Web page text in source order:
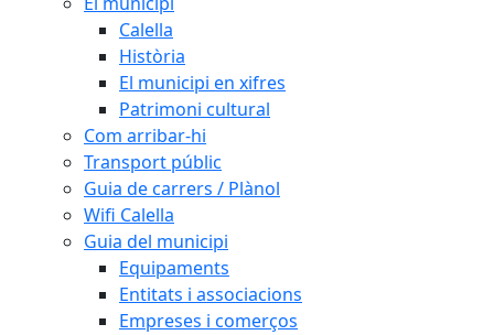
Calella
Història
El municipi en xifres
Patrimoni cultural
Com arribar-hi
Transport públic
Guia de carrers / Plànol
Wifi Calella
Guia del municipi
Equipaments
Entitats i associacions
Empreses i comerços